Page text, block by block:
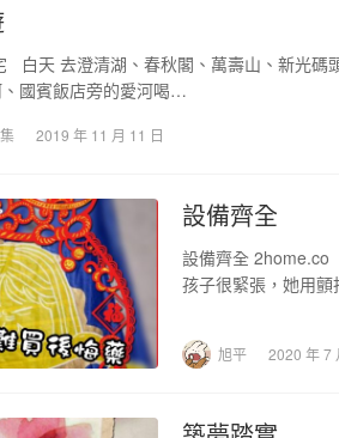
白天 去澄清湖、春秋閣、萬壽山、新光
國賓飯店旁的愛河喝…
2019 年 11 月 11 日
設備齊全
設備齊全
孩子很緊張，她用
旭平 2020 年 7